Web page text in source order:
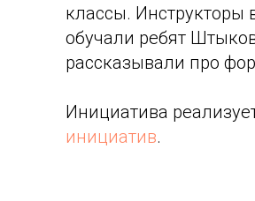
классы. Инструкторы
обучали ребят
рассказывали про
Инициатива
инициатив.